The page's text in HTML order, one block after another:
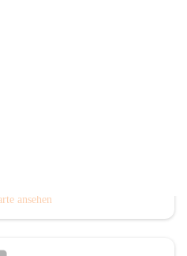
ansehen